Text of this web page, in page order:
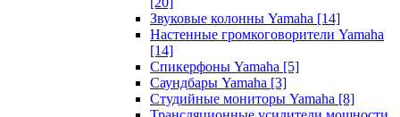
Звуковые колонны Yamaha [14]
Настенные громкоговорители Yamaha
[14]
Спикерфоны Yamaha [5]
Саундбары Yamaha [3]
Студийные мониторы Yamaha [8]